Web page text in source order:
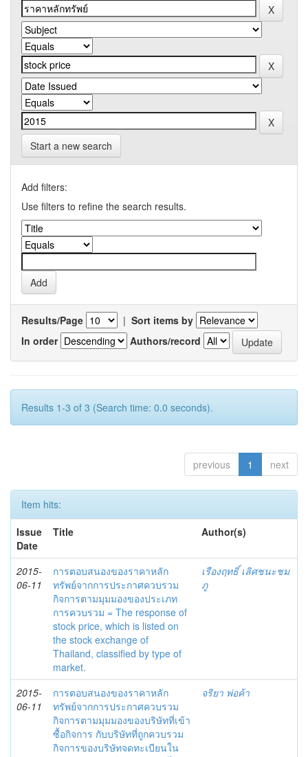
Start a new search
Add filters:
Use filters to refine the search results.
Results/Page | Sort items by
In order
Authors/record
Results 1-3 of 3 (Search time: 0.0 seconds).
previous 1 next
Item hits:
Issue
Date
Title Author(s)
2015-
06-11
การตอบสนองของราคาหลัก
ทรัพย์จากการประกาศควบรวม
กิจการตามมุมมองของประเภท
การควบรวม = The response of
stock price, which is listed on
the stock exchange of
Thailand, classified by type of
market.
เรืองฤทธิ์ เลิศชนะชม
ภู
2015-
06-11
การตอบสนองของราคาหลัก
ทรัพย์จากการประกาศควบรวม
กิจการตามมุมมองของบริษัทที่เข้า
ซื้อกิจการ กับบริษัทที่ถูกควบรวม
กิจการของบริษัทจดทะเบียนใน
จริยา พ่อค้า